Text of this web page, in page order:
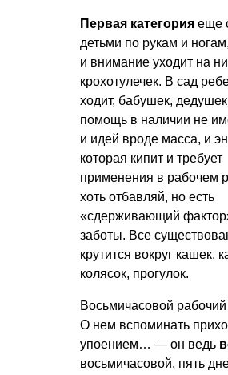
Первая категория еще
детьми по рукам и
и внимание уходит на
крохотулечек. В сад
ходит, бабушек,
помощь в наличии не
и идей вроде масса, и
которая кипит и требует
применения в рабочем
хоть отбавляй, но есть
«сдерживающий
заботы. Все
крутится вокруг кашек,
колясок, прогулок.
Восьмичасовой
О нем вспоминать
упоением… — он ведь
восьмичасовой, пять